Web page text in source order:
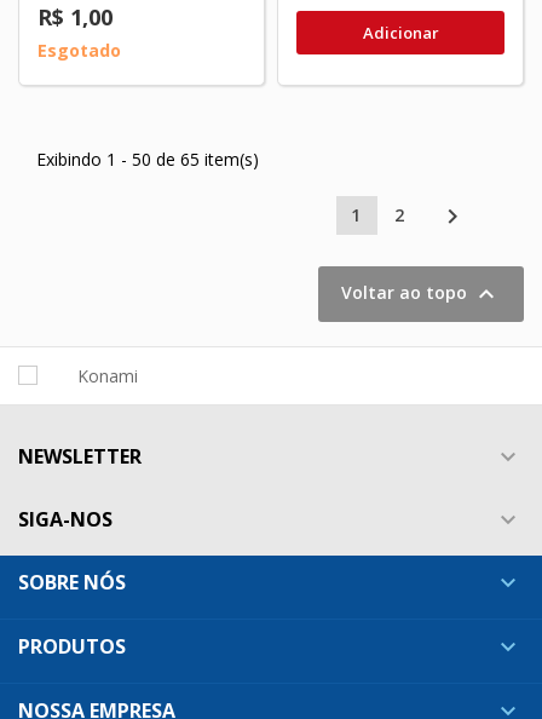
R$ 1,00
Esgotado
Adicionar
Exibindo 1 - 50 de 65 item(s)
1 2 
Voltar ao topo 
NEWSLETTER 
SIGA-NOS 
SOBRE NÓS 
PRODUTOS 
NOSSA EMPRESA 